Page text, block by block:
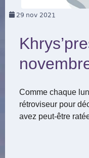
29 nov 2021
Comme chaque
rétroviseur pour
avez peut-être